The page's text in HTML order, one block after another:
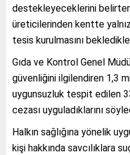
destekleyeceklerini
üreticilerinden kentte
tesis kurulmasını
Gıda ve Kontrol Genel
güvenliğini ilgilendiren 1,3
uygunsuzluk tespit edilen
cezası uyguladıklarını
Halkın sağlığına yönelik
kişi hakkında savcılıklara